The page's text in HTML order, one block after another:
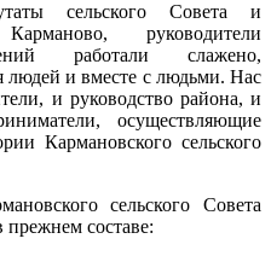
сельского Совета и
руководители
работали слажено,
людей и вместе с людьми. Нас
и руководство района, и
осуществляющие
Кармановского сельского
сельского Совета
прежнем составе: